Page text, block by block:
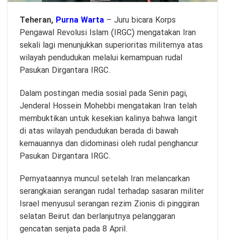
Teheran, Purna Warta – Juru bicara Korps
Pengawal Revolusi Islam (IRGC) mengatakan Iran
sekali lagi menunjukkan superioritas militernya atas
wilayah pendudukan melalui kemampuan rudal
Pasukan Dirgantara IRGC.
Dalam postingan media sosial pada Senin pagi,
Jenderal Hossein Mohebbi mengatakan Iran telah
membuktikan untuk kesekian kalinya bahwa langit
di atas wilayah pendudukan berada di bawah
kemauannya dan didominasi oleh rudal penghancur
Pasukan Dirgantara IRGC.
Pernyataannya muncul setelah Iran melancarkan
serangkaian serangan rudal terhadap sasaran militer
Israel menyusul serangan rezim Zionis di pinggiran
selatan Beirut dan berlanjutnya pelanggaran
gencatan senjata pada 8 April.